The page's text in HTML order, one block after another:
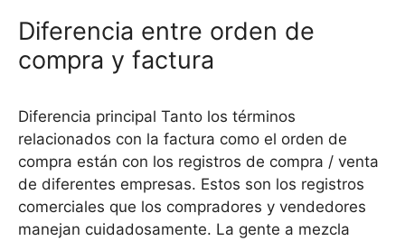
Diferencia entre orden de
compra y factura
Diferencia principal Tanto los términos
relacionados con la factura como el orden de
compra están con los registros de compra / venta
de diferentes empresas. Estos son los registros
comerciales que los compradores y vendedores
manejan cuidadosamente. La gente a mezcla